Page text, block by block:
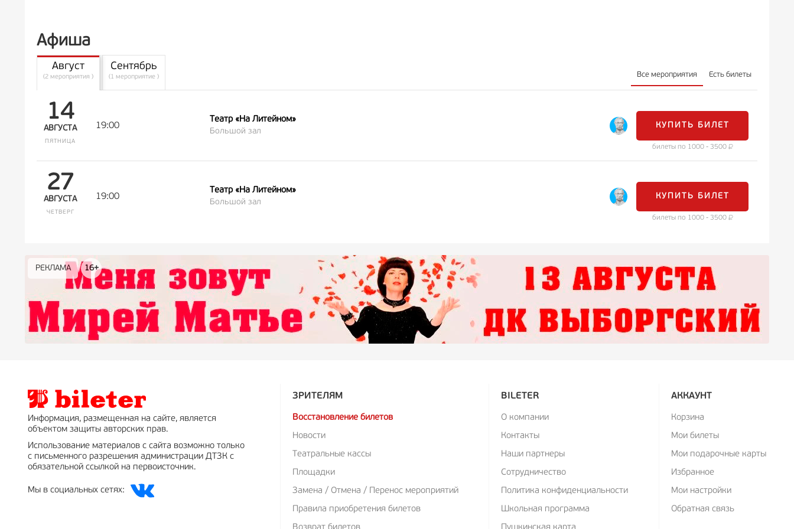
Афиша
Все мероприятия Есть билеты
Август
(2 мероприятия )
Сентябрь
(1 мероприятие )
14
АВГУСТА
ПЯТНИЦА
19:00
Театр «На Литейном»
Большой зал
КУПИТЬ БИЛЕТ
билеты по 1000 - 3500
27
АВГУСТА
ЧЕТВЕРГ
19:00
Театр «На Литейном»
Большой зал
КУПИТЬ БИЛЕТ
билеты по 1000 - 3500
РЕКЛАМА 16+
РЕКЛАМА 16+
РЕКЛАМА 12+
РЕКЛАМА
РЕКЛАМА 0+
РЕКЛАМА 18+
Информация, размещенная на сайте, является
объектом защиты авторских прав.
Использование материалов с сайта возможно только
с письменного разрешения администрации ДТЗК с
обязательной ссылкой на первоисточник.
Мы в социальных сетях:
ЗРИТЕЛЯМ
Восстановление билетов
Новости
Театральные кассы
Площадки
Замена / Отмена / Перенос мероприятий
Правила приобретения билетов
BILETER
О компании
Контакты
Наши партнеры
Сотрудничество
Политика конфиденциальности
Школьная программа
АККАУНТ
Корзина
Мои билеты
Мои подарочные карты
Избранное
Мои настройки
Обратная связь